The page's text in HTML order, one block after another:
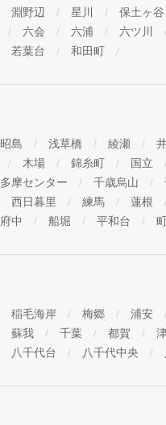
淵野辺 星川 保土ヶ谷
六会 六浦 六ツ川
若葉台 和田町
昭島 浅草橋 綾瀬
木場 錦糸町 国立
多摩センター 千歳烏山
西日暮里 練馬 蓮根
府中 船堀 平和台
稲毛海岸 梅郷 浦安
蘇我 千葉 都賀
八千代台 八千代中央